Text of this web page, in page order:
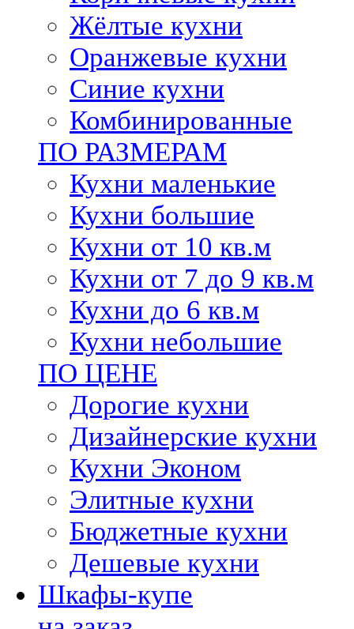
Жёлтые кухни
Оранжевые кухни
Синие кухни
Комбинированные
ПО РАЗМЕРАМ
Кухни маленькие
Кухни большие
Кухни от 10 кв.м
Кухни от 7 до 9 кв.м
Кухни до 6 кв.м
Кухни небольшие
ПО ЦЕНЕ
Дорогие кухни
Дизайнерские кухни
Кухни Эконом
Элитные кухни
Бюджетные кухни
Дешевые кухни
Шкафы-купе